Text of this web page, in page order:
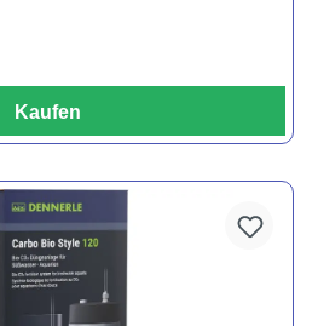
Kaufen